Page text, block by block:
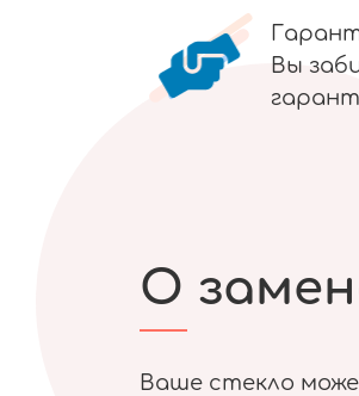
Вы
О
Ваше стекло